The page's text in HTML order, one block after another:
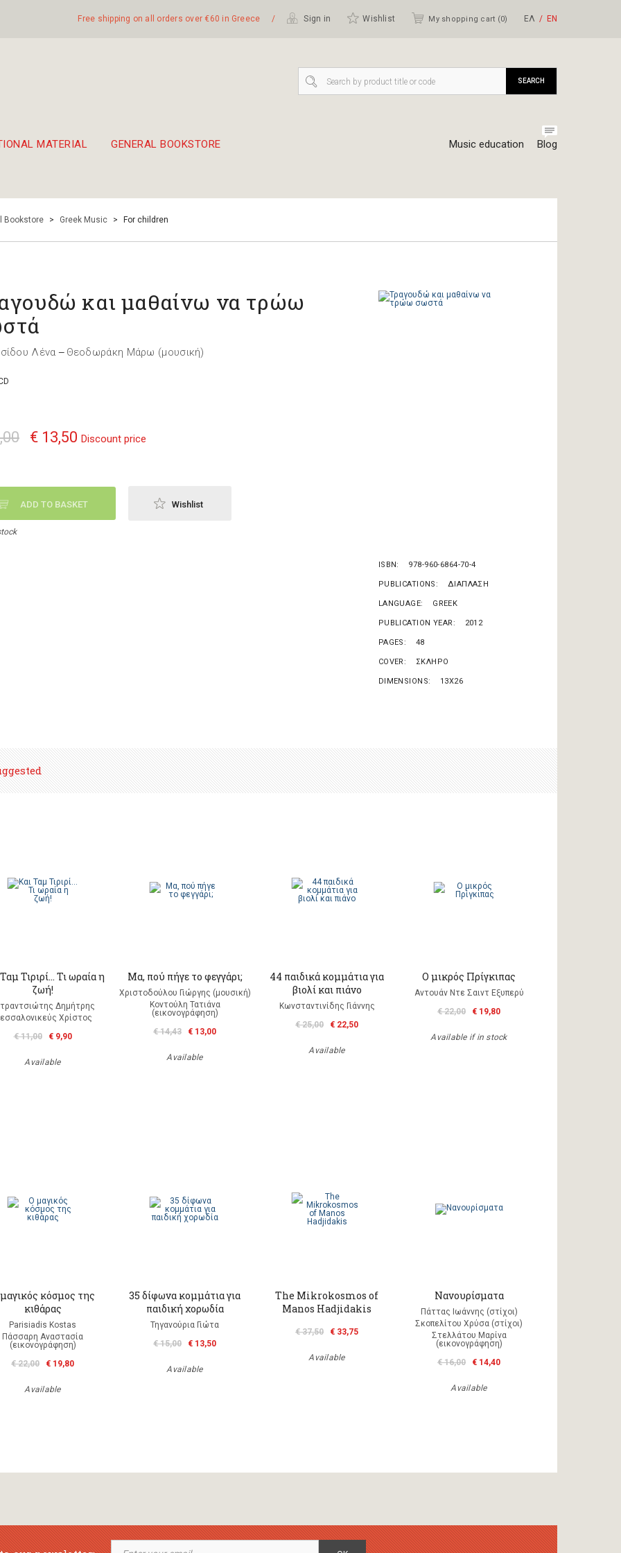
Free shipping on all orders over €60 in Greece / Sign in Wishlist My shopping cart (0) ΕΛ ΕΝ
MATERIAL GENERAL BOOKSTORE Music education Blog
SEARCH
Bookstore > Greek Music > For children
και μαθαίνω να τρώω
Λένα — Θεοδωράκη Μάρω (μουσική)
€ 13,50 Discount price
ADD TO BASKET Wishlist
ISBN 978-960-6864-70-4
PUBLICATIONS ΔΙΑΠΛΑΣΗ
LANGUAGE GREEK
PUBLICATION YEAR 2012
PAGES 48
COVER ΣΚΛΗΡΟ
DIMENSIONS 13Χ26
Τιριρί… Τι ωραία η
ζωή!
Δημήτρης
Χρίστος
€ 11,00
€ 9,90
Available
Μα, πού πήγε το φεγγάρι;
Χριστοδούλου Γιώργης (μουσική)
Κοντούλη Τατιάνα
(εικονογράφηση)
€ 14,43
€ 13,00
Available
44 παιδικά κομμάτια για
βιολί και πιάνο
Κωνσταντινίδης Γιάννης
€ 25,00
€ 22,50
Available
Ο μικρός Πρίγκιπας
Αντουάν Ντε Σαιντ Εξυπερύ
€ 22,00
€ 19,80
Available if in stock
κόσμος της
κιθάρας
Parisiadis Kostas
Πάσσαρη Αναστασία
(εικονογράφηση)
€ 22,00
€ 19,80
Available
35 δίφωνα κομμάτια για
παιδική χορωδία
Τηγανούρια Γιώτα
€ 15,00
€ 13,50
Available
The Mikrokosmos of
Manos Hadjidakis
€ 37,50 € 33,75
Available
Νανουρίσματα
Πάττας Ιωάννης (στίχοι)
Σκοπελίτου Χρύσα (στίχοι)
Στελλάτου Μαρίνα
(εικονογράφηση)
€ 16,00
€ 14,40
Available